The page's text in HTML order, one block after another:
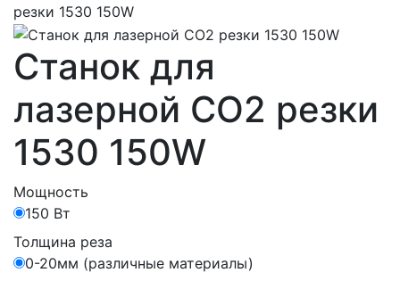
резки 1530 150W
Станок для
лазерной CO2 резки
1530 150W
Мощность
150 Вт
Толщина реза
0-20мм (различные материалы)